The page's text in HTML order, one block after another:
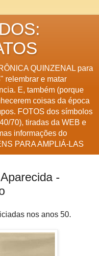
QUINZENAL para
relembrar e matar
E, também (porque
coisas da época
FOTOS dos símbolos
70), tiradas da WEB e
informações do
PARA AMPLIÁ-LAS
-
nos anos 50.